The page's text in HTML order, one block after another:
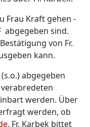
Frau Kraft gehen -
abgegeben sind.
von Fr.
kann.
abgegeben
werden. Über
werden, ob
. Fr. Karbek bittet